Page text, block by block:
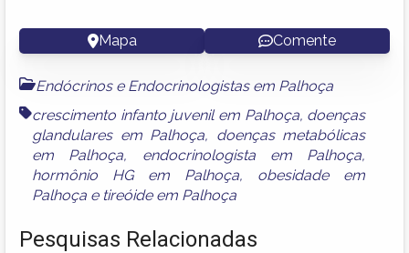
Mapa Comente
Endócrinos e Endocrinologistas em Palhoça
crescimento infanto juvenil em Palhoça, doenças
glandulares em Palhoça, doenças metabólicas
em Palhoça, endocrinologista em Palhoça,
hormônio HG em Palhoça, obesidade em
Palhoça e tireóide em Palhoça
Pesquisas Relacionadas